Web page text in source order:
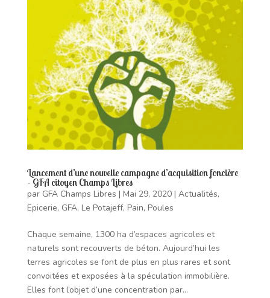
Lancement d’une nouvelle campagne d’acquisition foncière
– GFA citoyen Champs Libres
par GFA Champs Libres | Mai 29, 2020| Actualités,
Epicerie, GFA, Le Potajeff, Pain, Poules
Chaque semaine, 1300 ha d’espaces agricoles et
naturels sont recouverts de béton. Aujourd’hui les
terres agricoles se font de plus en plus rares et sont
convoitées et exposées à la spéculation immobilière.
Elles font l’objet d’une concentration par...